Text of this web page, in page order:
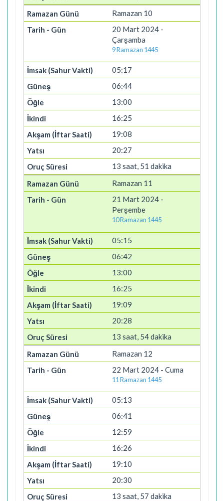
Ramazan 10
20 Mart 2024 -
Çarşamba
9 Ramazan 1445
05:17
06:44
13:00
16:25
19:08
20:27
13 saat, 51 dakika
Ramazan 11
21 Mart 2024 -
Perşembe
10 Ramazan 1445
05:15
06:42
13:00
16:25
19:09
20:28
13 saat, 54 dakika
Ramazan 12
22 Mart 2024 - Cuma
11 Ramazan 1445
05:13
06:41
12:59
16:26
19:10
20:30
13 saat, 57 dakika